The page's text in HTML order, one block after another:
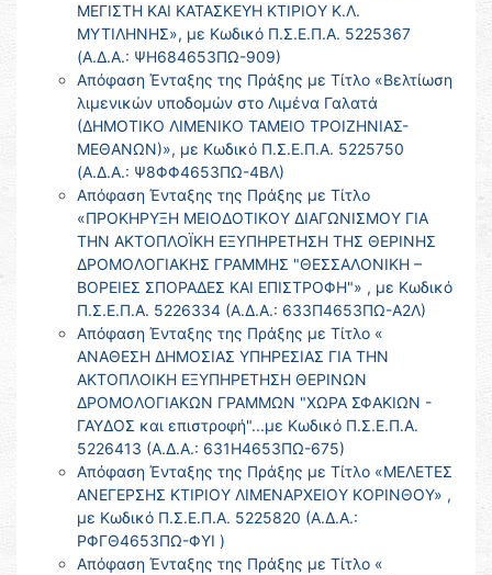
ΜΕΓΙΣΤΗ ΚΑΙ ΚΑΤΑΣΚΕΥΗ ΚΤΙΡΙΟΥ Κ.Λ.
ΜΥΤΙΛΗΝΗΣ», με Κωδικό Π.Σ.Ε.Π.Α. 5225367
(Α.Δ.Α.: ΨΗ684653ΠΩ-909)
Απόφαση Ένταξης της Πράξης με Τίτλο «Βελτίωση
λιμενικών υποδομών στο Λιμένα Γαλατά
(ΔΗΜΟΤΙΚΟ ΛΙΜΕΝΙΚΟ ΤΑΜΕΙΟ ΤΡΟΙΖΗΝΙΑΣ-
ΜΕΘΑΝΩΝ)», με Κωδικό Π.Σ.Ε.Π.Α. 5225750
(Α.Δ.Α.: Ψ8ΦΦ4653ΠΩ-4ΒΛ)
Απόφαση Ένταξης της Πράξης με Τίτλο
«ΠΡΟΚΗΡΥΞΗ ΜΕΙΟΔΟΤΙΚΟΥ ΔΙΑΓΩΝΙΣΜΟΥ ΓΙΑ
ΤΗΝ ΑΚΤΟΠΛΟΪΚΗ ΕΞΥΠΗΡΕΤΗΣΗ ΤΗΣ ΘΕΡΙΝΗΣ
ΔΡΟΜΟΛΟΓΙΑΚΗΣ ΓΡΑΜΜΗΣ "ΘΕΣΣΑΛΟΝΙΚΗ –
ΒΟΡΕΙΕΣ ΣΠΟΡΑΔΕΣ ΚΑΙ ΕΠΙΣΤΡΟΦΗ"» , με Κωδικό
Π.Σ.Ε.Π.Α. 5226334 (Α.Δ.Α.: 633Π4653ΠΩ-Α2Λ)
Απόφαση Ένταξης της Πράξης με Τίτλο «
ΑΝΑΘΕΣΗ ΔΗΜΟΣΙΑΣ ΥΠΗΡΕΣΙΑΣ ΓΙΑ ΤΗΝ
ΑΚΤΟΠΛΟΙΚΗ ΕΞΥΠΗΡΕΤΗΣΗ ΘΕΡΙΝΩΝ
ΔΡΟΜΟΛΟΓΙΑΚΩΝ ΓΡΑΜΜΩΝ "ΧΩΡΑ ΣΦΑΚΙΩΝ -
ΓΑΥΔΟΣ και επιστροφή"...με Κωδικό Π.Σ.Ε.Π.Α.
5226413 (Α.Δ.Α.: 631Η4653ΠΩ-675)
Απόφαση Ένταξης της Πράξης με Τίτλο «ΜΕΛΕΤΕΣ
ΑΝΕΓΕΡΣΗΣ ΚΤΙΡΙΟΥ ΛΙΜΕΝΑΡΧΕΙΟΥ ΚΟΡΙΝΘΟΥ» ,
με Κωδικό Π.Σ.Ε.Π.Α. 5225820 (Α.Δ.Α.:
ΡΦΓΘ4653ΠΩ-ΦΥΙ )
Απόφαση Ένταξης της Πράξης με Τίτλο «